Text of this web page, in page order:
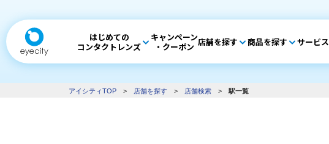
はじめての
コンタクトレンズ
キャンペーン
・クーポン 店舗を探す 商品を探す サービス
アイシティTOP > 店舗を探す > 店舗検索 > 駅一覧